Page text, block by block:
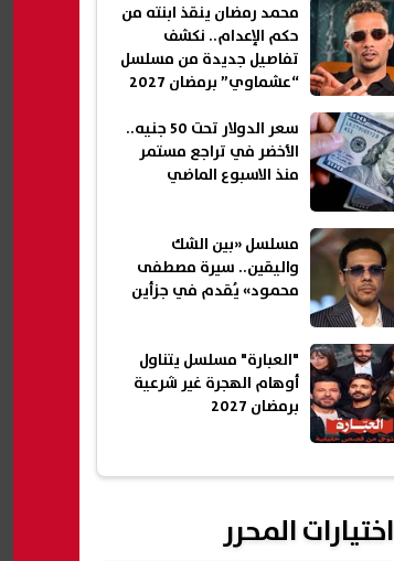
محمد رمضان ينقذ ابنته من
حكم الإعدام.. نكشف
تفاصيل جديدة من مسلسل
“عشماوي” برمضان 2027
سعر الدولار تحت 50 جنيه..
الأخضر في تراجع مستمر
منذ الاسبوع الماضي
مسلسل «بين الشك
واليقين.. سيرة مصطفى
محمود» يُقدم في جزأين
"العبارة" مسلسل يتناول
أوهام الهجرة غير شرعية
برمضان 2027
اختيارات المحرر